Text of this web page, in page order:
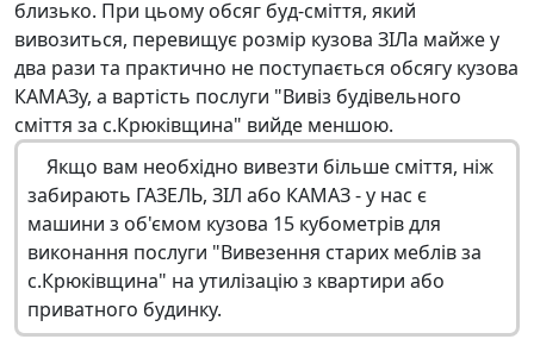
близько. При цьому обсяг буд-сміття, який
вивозиться, перевищує розмір кузова ЗІЛа майже у
два рази та практично не поступається обсягу кузова
КАМАЗу, а вартість послуги "Вивіз будівельного
сміття за с.Крюківщина" вийде меншою.
Якщо вам необхідно вивезти більше сміття, ніж
забирають ГАЗЕЛЬ, ЗІЛ або КАМАЗ - у нас є
машини з об'ємом кузова 15 кубометрів для
виконання послуги "Вивезення старих меблів за
с.Крюківщина" на утилізацію з квартири або
приватного будинку.